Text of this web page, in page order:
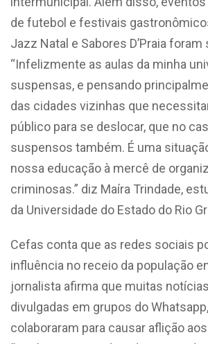
de futebol e festivais
Jazz Natal e Sabores D’Praia
“Infelizmente as aulas da minha
suspensas, e pensando
das cidades vizinhas que
público para se deslocar, que no
suspensos também. É uma
nossa educação à mercê de
criminosas.” diz Maíra Trindade,
da Universidade do Estado do Rio
Cefas conta que as redes sociais
influência no receio da população
jornalista afirma que muitas
divulgadas em grupos do
colaboraram para causar aflição